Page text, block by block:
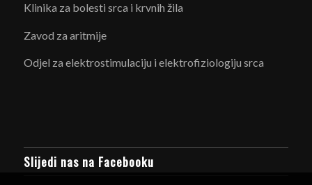
Klinika za bolesti srca i krvnih žila
Zavod za aritmije
Odjel za elektrostimulaciju i elektrofiziologiju srca
Slijedi nas na Facebooku